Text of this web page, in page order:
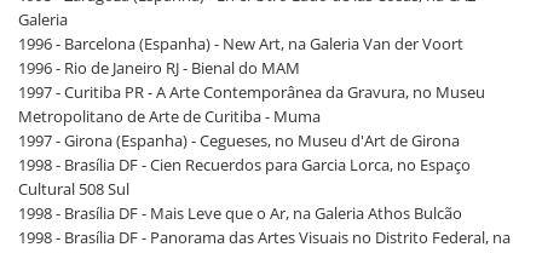
Galeria
1996 - Barcelona (Espanha) - New Art, na Galeria Van der Voort
1996 - Rio de Janeiro RJ - Bienal do MAM
1997 - Curitiba PR - A Arte Contemporânea da Gravura, no Museu
Metropolitano de Arte de Curitiba - Muma
1997 - Girona (Espanha) - Cegueses, no Museu d'Art de Girona
1998 - Brasília DF - Cien Recuerdos para Garcia Lorca, no Espaço
Cultural 508 Sul
1998 - Brasília DF - Mais Leve que o Ar, na Galeria Athos Bulcão
1998 - Brasília DF - Panorama das Artes Visuais no Distrito Federal, na